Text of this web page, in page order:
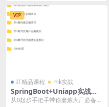
到的知识之广是编写一...
VIP
IT精品课程 mk实战
SpringBoot+Uniapp实战开
发全新仿抖音短视频App | 更
从0起步手把手带你磨炼大厂必备技